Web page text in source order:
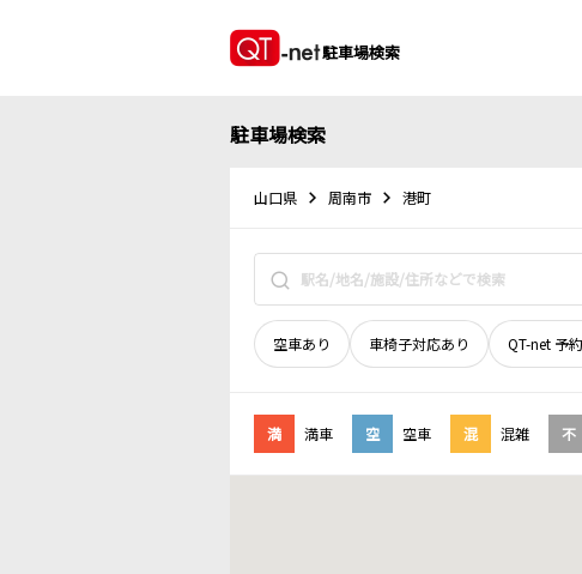
駐車場検索
駐車場検索
山口県 周南市 港町
空車あり 車椅子対応あり QT-net 予
満 満車 空 空車 混 混雑 不